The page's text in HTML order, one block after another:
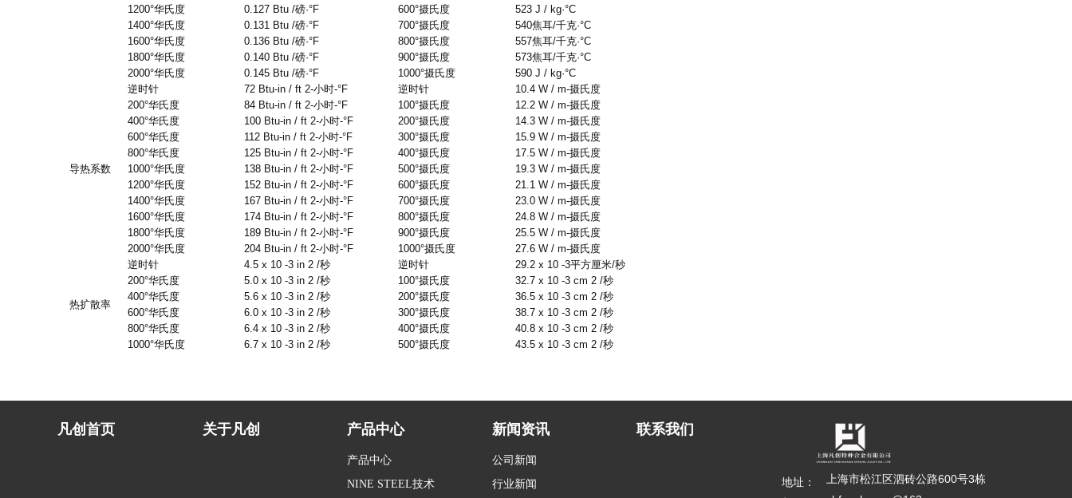
1200°华氏度 0.127 Btu /磅·°F 600°摄氏度
523 J / kg·°C
1400°华氏度 0.131 Btu /磅·°F 700°摄氏度 540焦耳/千克·°C
1600°华氏度 0.136 Btu /磅·°F 800°摄氏度 557焦耳/千克·°C
1800°华氏度 0.140 Btu /磅·°F 900°摄氏度 573焦耳/千克·°C
2000°华氏度 0.145 Btu /磅·°F 1000°摄氏度 590 J / kg·°C
导热系数
逆时针 72 Btu-in / ft 2-小时-°F 逆时针 10.4 W / m-摄氏度
200°华氏度 84 Btu-in / ft 2-小时-°F 100°摄氏度 12.2 W / m-摄氏度
400°华氏度 100 Btu-in / ft 2-小时-°F 200°摄氏度 14.3 W / m-摄氏度
600°华氏度 112 Btu-in / ft 2-小时-°F 300°摄氏度 15.9 W / m-摄氏度
800°华氏度 125 Btu-in / ft 2-小时-°F 400°摄氏度 17.5 W / m-摄氏度
1000°华氏度 138 Btu-in / ft 2-小时-°F 500°摄氏度 19.3 W / m-摄氏度
1200°华氏度 152 Btu-in / ft 2-小时-°F 600°摄氏度 21.1 W / m-摄氏度
1400°华氏度 167 Btu-in / ft 2-小时-°F 700°摄氏度 23.0 W / m-摄氏度
1600°华氏度 174 Btu-in / ft 2-小时-°F 800°摄氏度 24.8 W / m-摄氏度
1800°华氏度 189 Btu-in / ft 2-小时-°F 900°摄氏度 25.5 W / m-摄氏度
2000°华氏度 204 Btu-in / ft 2-小时-°F 1000°摄氏度 27.6 W / m-摄氏度
热扩散率
逆时针 4.5 x 10 -3 in 2 /秒 逆时针 29.2 x 10 -3平方厘米/秒
200°华氏度 5.0 x 10 -3 in 2 /秒 100°摄氏度 32.7 x 10 -3 cm 2 /秒
400°华氏度 5.6 x 10 -3 in 2 /秒 200°摄氏度 36.5 x 10 -3 cm 2 /秒
600°华氏度 6.0 x 10 -3 in 2 /秒 300°摄氏度 38.7 x 10 -3 cm 2 /秒
800°华氏度 6.4 x 10 -3 in 2 /秒 400°摄氏度 40.8 x 10 -3 cm 2 /秒
1000°华氏度 6.7 x 10 -3 in 2 /秒 500°摄氏度 43.5 x 10 -3 cm 2 /秒
凡创首页 关于凡创 产品中心
产品中心
NINE STEEL技术
新闻资讯
公司新闻
行业新闻
联系我们
地址：
上海市松江区泗砖公路600号3栋